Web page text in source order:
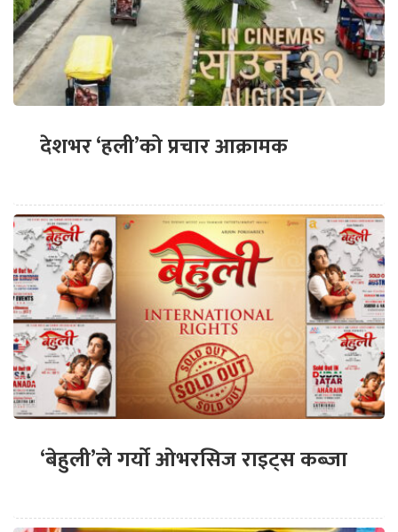
देशभर ‘हली’को प्रचार आक्रामक
‘बेहुली’ले गर्यो ओभरसिज राइट्स कब्जा